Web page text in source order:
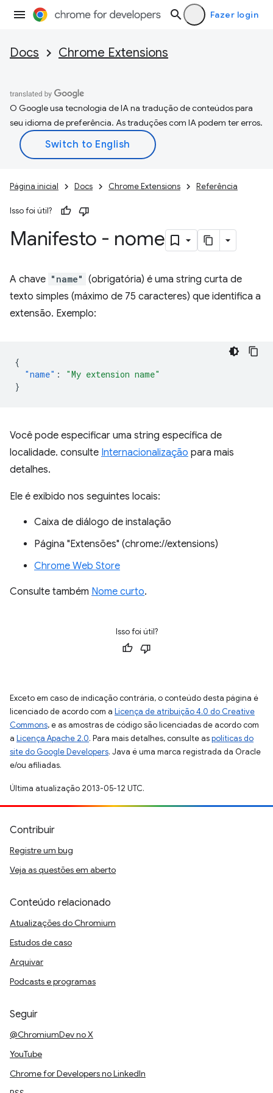
Fazer login
Docs Chrome Extensions
O Google usa tecnologia de IA na tradução de conteúdos para
seu idioma de preferência. As traduções com IA podem ter erros.
Página inicial Docs Chrome Extensions Referência
Isso foi útil?
Manifesto - nome
A chave "name" (obrigatória) é uma string curta de
texto simples (máximo de 75 caracteres) que identifica a
extensão. Exemplo:
{
"name" :
"My extension name"
}
Você pode especificar uma string específica de
localidade. consulte Internacionalização para mais
detalhes.
Ele é exibido nos seguintes locais:
Caixa de diálogo de instalação
Página "Extensões" (chrome://extensions)
Chrome Web Store
Consulte também Nome curto.
Isso foi útil?
Exceto em caso de indicação contrária, o conteúdo desta página é
licenciado de acordo com a Licença de atribuição 4.0 do Creative
Commons, e as amostras de código são licenciadas de acordo com
a Licença Apache 2.0. Para mais detalhes, consulte aspolíticas do
site do Google Developers. Java é uma marca registrada da Oracle
e/ou afiliadas.
Última atualização 2013-05-12 UTC.
Contribuir
Registre um bug
Veja as questões em aberto
Conteúdo relacionado
Atualizações do Chromium
Estudos de caso
Arquivar
Podcasts e programas
Seguir
@ChromiumDev no X
YouTube
Chrome for Developers no LinkedIn